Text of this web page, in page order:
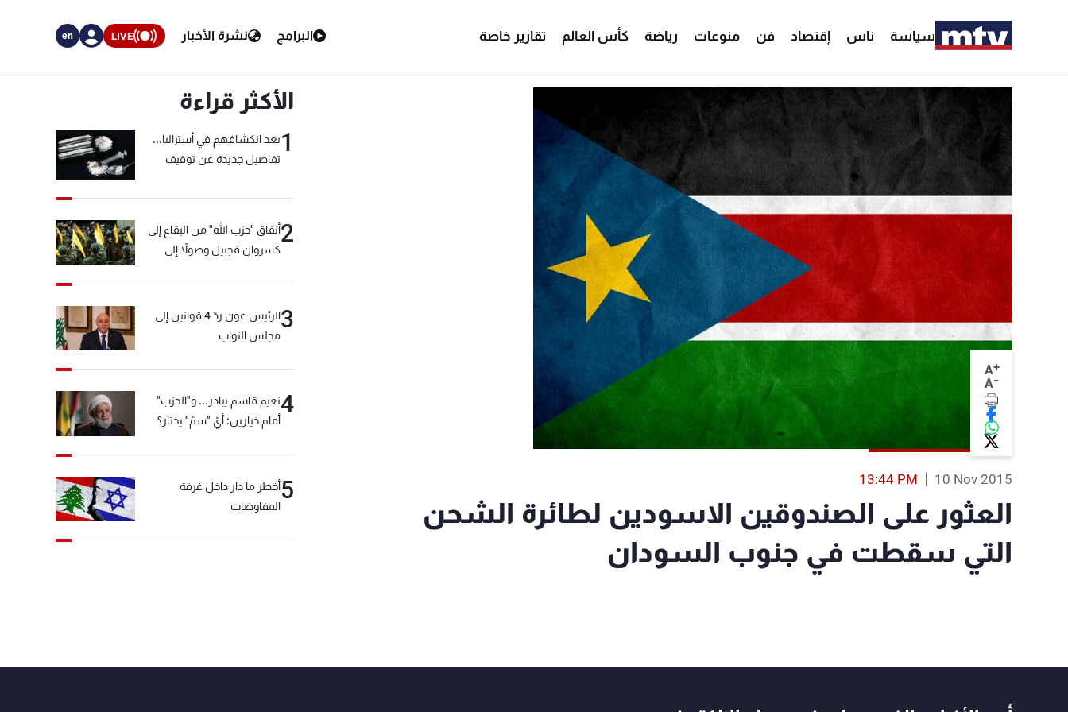
سياسة ناس إقتصاد فن منوعات رياضة كأس العالم تقارير خاصة البرامج نشرة الأخبار LIVE
en
A+
A-
10 Nov 2015
13:44 PM
العثور على الصندوقين الاسودين لطائرة الشحن
التي سقطت في جنوب السودان
الأكثر قراءة
1بعد انكشافهم في أستراليا...
تفاصيل جديدة عن توقيف
2أنفاق "حزب الله" من البقاع إلى
كسروان فجبيل وصولاً إلى
3
الرئيس عون ردّ 4 قوانين إلى
مجلس النواب
4نعيم قاسم يبادر... و"الحزب"
أمام خيارين: أيّ "سمّ" يختار؟
5أخطر ما دار داخل غرفة
المفاوضات